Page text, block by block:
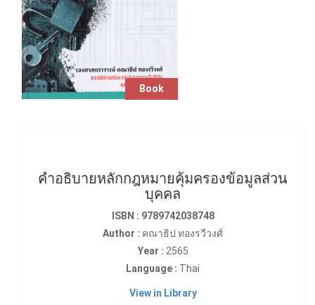
Book
คำอธิบายหลักกฎหมายคุ้มครองข้อมูลส่วน
บุคคล
ISBN : 9789742038748
Author : คณาธิป ทองรวีวงศ์
Year : 2565
Language : Thai
View in Library